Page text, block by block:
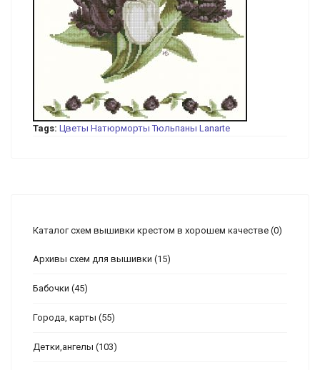
Tags: Цветы Натюрморты Тюльпаны Lanarte
Каталог схем вышивки крестом в хорошем качестве (0)
Архивы схем для вышивки (15)
Бабочки (45)
Города, карты (55)
Детки,ангелы (103)